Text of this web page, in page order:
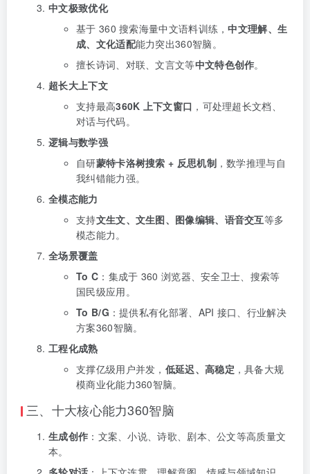
中文极致优化
基于 360 搜索海量中文语料训练，中文理解、生
成、文化适配能力突出360智脑。
擅长诗词、对联、文言文等中文特色创作。
超长大上下文
支持最高360K 上下文窗口 ，可处理超长文档、
对话与代码。
逻辑与数学强
自研蒙特卡洛树搜索 + 反思机制，数学推理与自
我纠错能力强。
全模态能力
支持文生文、文生图、图像编辑、语音交互等多
模态能力。
全场景覆盖
To C ：集成于 360 浏览器、安全卫士、搜索等
国民级应用。
To B/G ：提供私有化部署、API 接口、行业解决
方案360智脑。
工程化成熟
支撑亿级用户并发， 低延迟、高稳定 ，具备大规
模商业化能力360智脑。
三、十大核心能力360智脑
生成创作 ：文案、小说、诗歌、剧本、公文等高质量文
本。